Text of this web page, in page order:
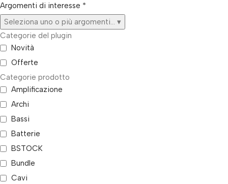
Argomenti di interesse *
Seleziona uno o più argomenti...
▾
Categorie del plugin
Novità
Offerte
Categorie prodotto
Amplificazione
Archi
Bassi
Batterie
BSTOCK
Bundle
Cavi